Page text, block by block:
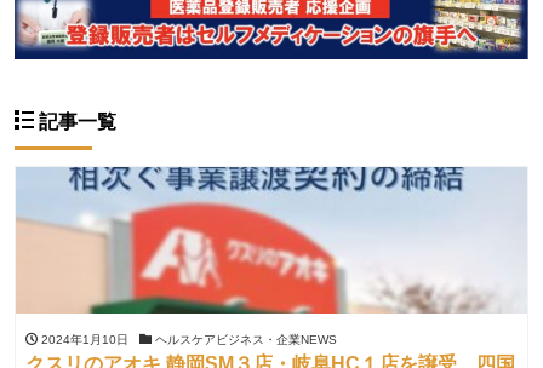
記事一覧
2024年1月10日 ヘルスケアビジネス・企業NEWS